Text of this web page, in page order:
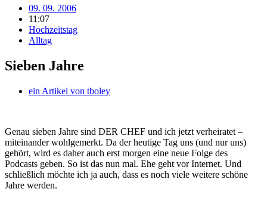
09. 09. 2006
11:07
Hochzeitstag
Alltag
Sieben Jahre
ein Artikel von tboley
Genau sieben Jahre sind DER CHEF und ich jetzt verheiratet –
miteinander wohlgemerkt. Da der heutige Tag uns (und nur uns)
gehört, wird es daher auch erst morgen eine neue Folge des
Podcasts geben. So ist das nun mal. Ehe geht vor Internet. Und
schließlich möchte ich ja auch, dass es noch viele weitere schöne
Jahre werden.